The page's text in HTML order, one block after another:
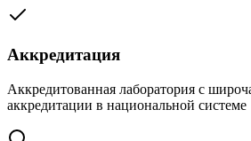
Аккредитация
Аккредитованная лаборатория с
аккредитации в национальной системе